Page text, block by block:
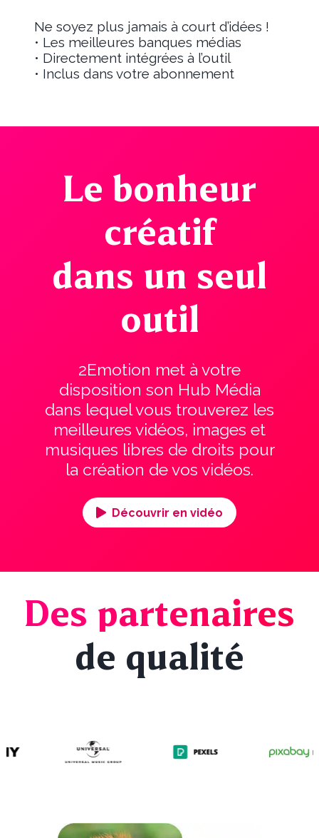
Ne soyez plus jamais à court d’idées !
• Les meilleures banques médias
• Directement intégrées à l’outil
• Inclus dans votre abonnement
Le bonheur
créatif
dans un seul
outil
2Emotion met à votre
disposition son Hub Média
dans lequel vous trouverez les
meilleures vidéos, images et
musiques libres de droits pour
la création de vos vidéos.
Découvrir en vidéo
Des partenaires
de qualité